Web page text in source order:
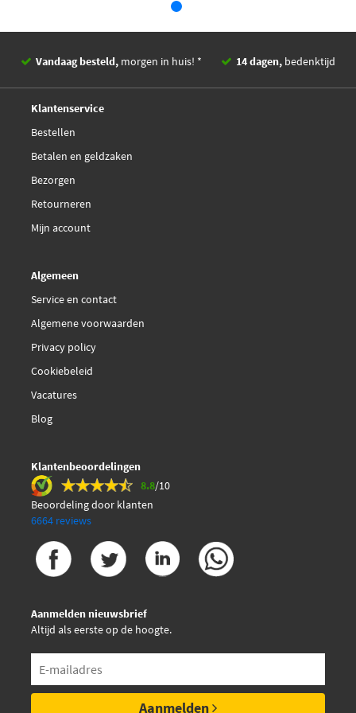
Triscan 8530 65108
Vandaag besteld, morgen in huis! * 14 dagen, bedenktijd
Klantenservice
Bestellen
Betalen en geldzaken
Bezorgen
Retourneren
Mijn account
Algemeen
Service en contact
Algemene voorwaarden
Privacy policy
Cookiebeleid
Vacatures
Blog
Klantenbeoordelingen
8.8/10
Beoordeling door klanten
6664 reviews
Aanmelden nieuwsbrief
Altijd als eerste op de hoogte.
Aanmelden